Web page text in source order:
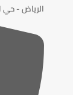
الرياض - حي